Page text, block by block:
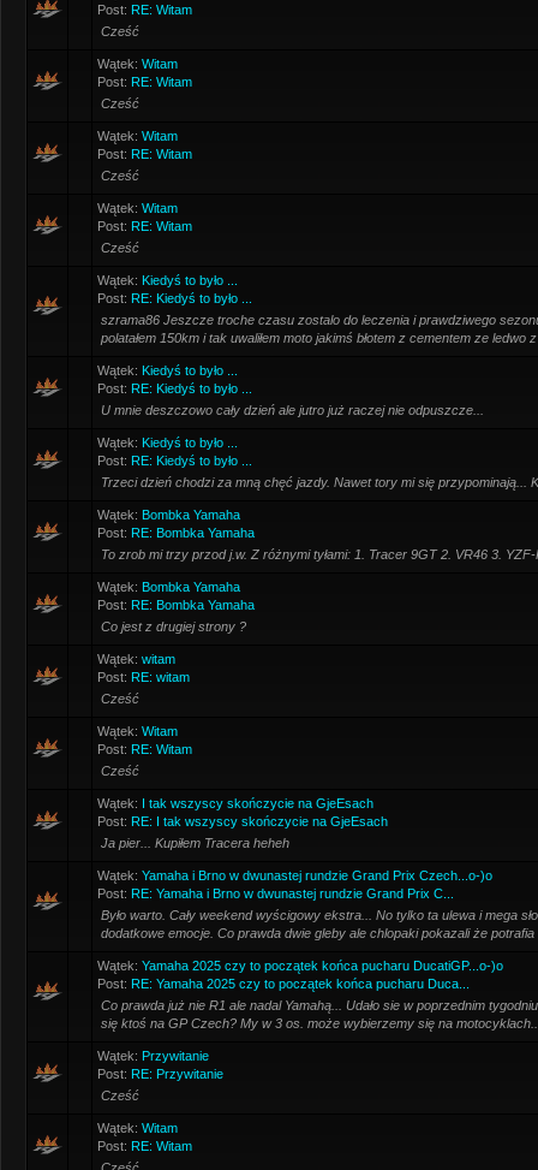
Post: RE: Witam
Cześć
Wątek: Witam
Post: RE: Witam
Cześć
Wątek: Witam
Post: RE: Witam
Cześć
Wątek: Witam
Post: RE: Witam
Cześć
Wątek: Kiedyś to było ...
Post: RE: Kiedyś to było ...
szrama86 Jeszcze troche czasu zostalo do leczenia i prawdziwego
polatałem 150km i tak uwaliłem moto jakimś błotem z cementem ze ledwo
Wątek: Kiedyś to było ...
Post: RE: Kiedyś to było ...
U mnie deszczowo cały dzień ale jutro już raczej nie odpuszcze...
Wątek: Kiedyś to było ...
Post: RE: Kiedyś to było ...
Trzeci dzień chodzi za mną chęć jazdy. Nawet tory mi się przypominają...
Wątek: Bombka Yamaha
Post: RE: Bombka Yamaha
To zrob mi trzy przod j.w. Z różnymi tyłami: 1. Tracer 9GT 2. VR46 3. YZF-
Wątek: Bombka Yamaha
Post: RE: Bombka Yamaha
Co jest z drugiej strony ?
Wątek: witam
Post: RE: witam
Cześć
Wątek: Witam
Post: RE: Witam
Cześć
Wątek: I tak wszyscy skończycie na GjeEsach
Post: RE: I tak wszyscy skończycie na GjeEsach
Ja pier... Kupiłem Tracera heheh
Wątek: Yamaha i Brno w dwunastej rundzie Grand Prix Czech...o-)o
Post: RE: Yamaha i Brno w dwunastej rundzie Grand Prix C...
Było warto. Cały weekend wyścigowy ekstra... No tylko ta ulewa i mega
dodatkowe emocje. Co prawda dwie gleby ale chlopaki pokazali że
Wątek: Yamaha 2025 czy to początek końca pucharu DucatiGP...o-)o
Post: RE: Yamaha 2025 czy to początek końca pucharu Duca...
Co prawda już nie R1 ale nadal Yamahą... Udało sie w poprzednim
się ktoś na GP Czech? My w 3 os. może wybierzemy się na
Wątek: Przywitanie
Post: RE: Przywitanie
Cześć
Wątek: Witam
Post: RE: Witam